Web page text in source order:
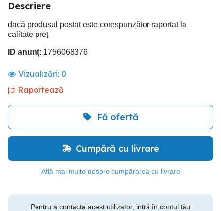
Descriere
dacă produsul postat este corespunzător raportat la
calitate preț
ID anunț: 1756068376
Vizualizări: 0
Raportează
Fă ofertă
Cumpără cu livrare
Află mai multe despre cumpărarea cu livrare
Pentru a contacta acest utilizator, intră în contul tău